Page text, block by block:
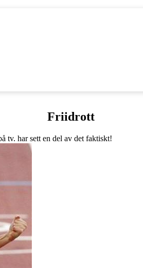
Friidrott
tv. har sett en del av det faktiskt!